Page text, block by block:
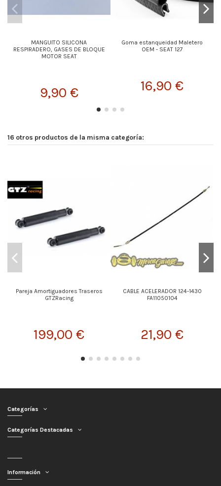
MANGUITO SILICONA
RESPIRADERO, GASES DE BLOQUE
MOTOR SEAT
9,90 €
Goma estanqueidad Maletero
OEM - SEAT 127
16,90 €
16 otros productos de la misma categoría:
Pareja Amortiguadores Traseros
GTZRacing
199,00 €
CABLE ACELERADOR 124-1430
FA11050104
21,90 €
Categorías
Categorías Destacadas
Información